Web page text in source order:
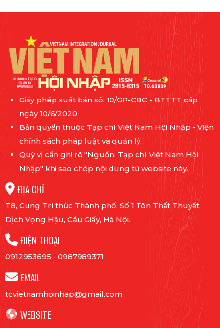
Giấy phép xuất bản số: 10/GP-CBC - BTTTT cấp
ngày 10/6/2020
Bản quyền thuộc Tạp chí Việt Nam Hội Nhập - Viện
chính sách pháp luật và quản lý.
Quý vị cần ghi rõ "Nguồn: Tạp chí Việt Nam Hội
Nhập" khi sao chép nội dung từ website này.
ĐỊA CHỈ
T8, Cung Trí thức Thành phố, Số 1 Tôn Thất Thuyết,
Dịch Vọng Hậu, Cầu Giấy, Hà Nội.
ĐIỆN THOẠI
0912953695 - 0987989371
EMAIL
tcvietnamhoinhap@gmail.com
WEBSITE